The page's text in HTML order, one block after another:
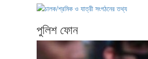
পুলিশ ফোন